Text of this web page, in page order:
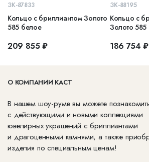
ЗК-87833
Кольцо с бриллиантом Золото
585 белое
209 855 ₽
ЗК-88195
Кольцо с
Золото
186 754 ₽
О КОМПАНИИ КАСТ
В нашем шоу-руме вы можете
с действующими и новыми коллекциями
ювелирных украшений с бриллиантами
и драгоценными камнями, а также
изделия по специальным ценам!